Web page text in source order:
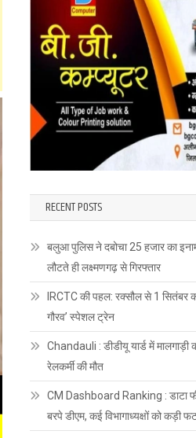
RECENT POSTS
बलुआ पुलिस ने दबोचा 25 हजार का
लौटते ही लक्ष्मणगढ़ से गिरफ्तार
IRCTC की पहल: रक्सौल से 1 सितंबर को
गौरव’ स्पेशल ट्रेन
Chandauli : डीडीयू यार्ड में
रेलकर्मी की मौत
CM Dashboard Ranking : डाटा
बरपे डीएम, कई विभागाध्यक्षों को कड़ी